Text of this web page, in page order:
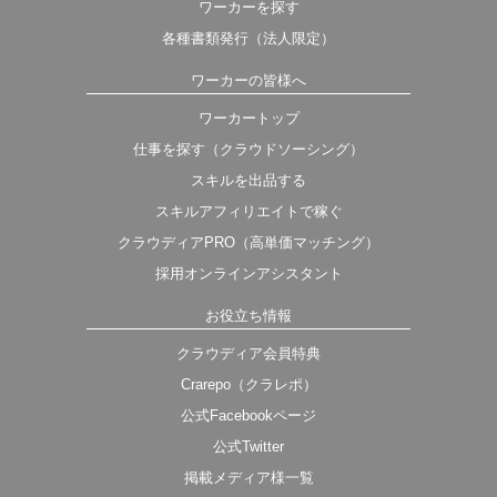
ワーカーを探す
各種書類発行（法人限定）
ワーカーの皆様へ
ワーカートップ
仕事を探す（クラウドソーシング）
スキルを出品する
スキルアフィリエイトで稼ぐ
クラウディアPRO（高単価マッチング）
採用オンラインアシスタント
お役立ち情報
クラウディア会員特典
Crarepo（クラレポ）
公式Facebookページ
公式Twitter
掲載メディア様一覧